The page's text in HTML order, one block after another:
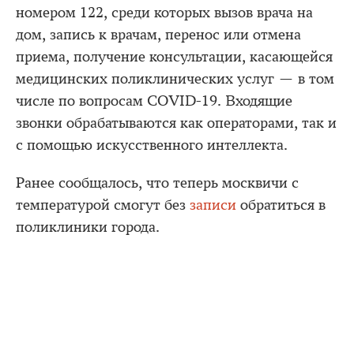
номером 122, среди которых вызов врача на
дом, запись к врачам, перенос или отмена
приема, получение консультации, касающейся
медицинских поликлинических услуг — в том
числе по вопросам COVID-19. Входящие
звонки обрабатываются как операторами, так и
с помощью искусственного интеллекта.
Ранее сообщалось, что теперь москвичи с
температурой смогут без записи обратиться в
поликлиники города.